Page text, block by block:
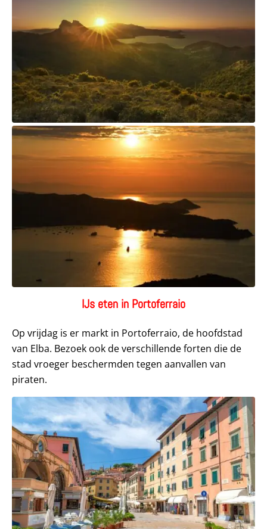
IJs eten in Portoferraio
Op vrijdag is er markt in Portoferraio, de hoofdstad
van Elba. Bezoek ook de verschillende forten die de
stad vroeger beschermden tegen aanvallen van
piraten.